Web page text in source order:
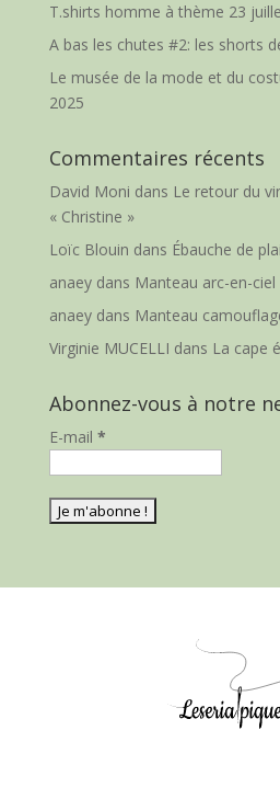
T.shirts homme à thème 23
A bas les chutes #2: les shorts
Le musée de la mode et du
2025
Commentaires récents
David Moni dans Le retour du
« Christine »
Loïc Blouin dans Ébauche de
anaeydans Manteau arc-en-ciel
anaeydans Manteau
Virginie MUCELLI dans La cape
Abonnez-vous à notre
E-mail *